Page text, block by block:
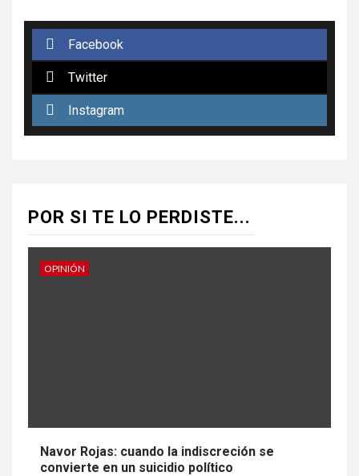
Facebook
Twitter
Instagram
POR SI TE LO PERDISTE...
OPINIÓN
Navor Rojas: cuando la indiscreción se
convierte en un suicidio político